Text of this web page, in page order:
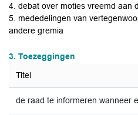
4. debat over moties vreemd aan
5. mededelingen van
andere gremia
3. Toezeggingen
Titel
de raad te informeren wanneer